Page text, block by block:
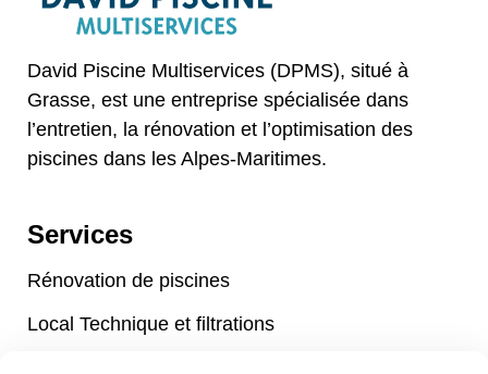
David Piscine Multiservices (DPMS), situé à
Grasse, est une entreprise spécialisée dans
l’entretien, la rénovation et l’optimisation des
piscines dans les Alpes-Maritimes.
Services
Rénovation de piscines
Local Technique et filtrations